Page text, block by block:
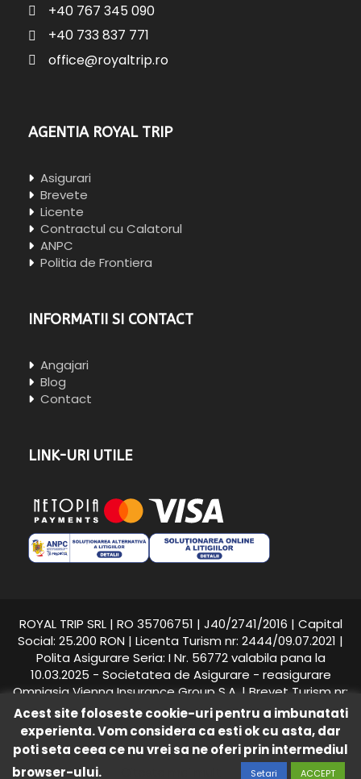
+40 767 345 090
+40 733 837 771
office@royaltrip.ro
AGENTIA ROYAL TRIP
Asigurari
Brevete
Licente
Contractul cu Calatorul
ANPC
Politia de Frontiera
INFORMATII SI CONTACT
Angajari
Blog
Contact
LINK-URI UTILE
ROYAL TRIP SRL | RO 35706751 | J40/2741/2016 | Capital
Social: 25.200 RON | Licenta Turism nr: 2444/09.07.2021 |
Polita Asigurare Seria: I Nr. 56772 valabila pana la
10.03.2025 - Societatea de Asigurare - reasigurare
Omniasig Vienna Insurance Group S.A. | Brevet Turism nr:
25558/2018 - Suhăianu Adina-Roxana
Royal Trip © 2016 - 2026 toate drepturile rezervate.
Intretinere si promovare WEBLIFY DIGITAL S.R.L.
Acest site foloseste cookie-uri pentru a imbunatati
experienta. Vom considera ca esti ok cu asta, dar
poti seta ceea ce nu vrei sa ne oferi prin intermediul
browser-ului.
Setari ACCEPT